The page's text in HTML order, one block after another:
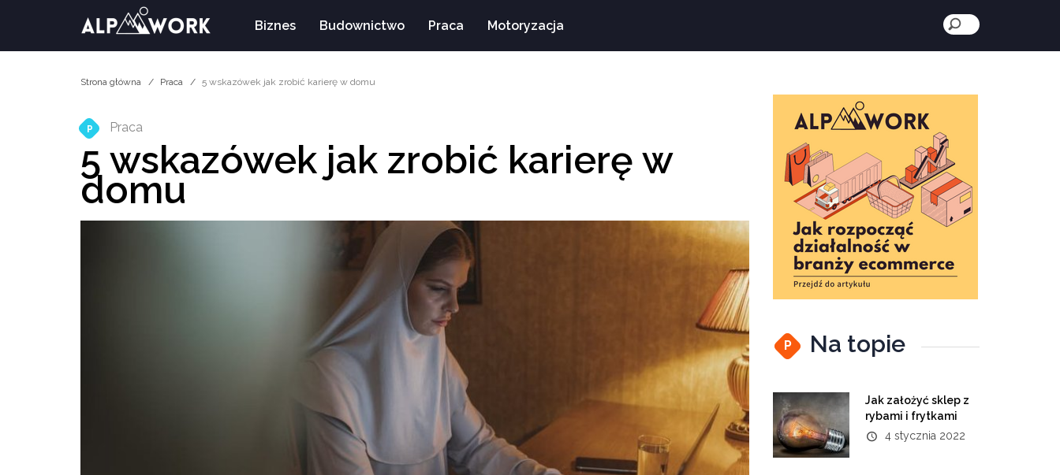
Biznes Budownictwo Praca Motoryzacja
Strona główna Praca 5 wskazówek jak zrobić karierę w domu
P Praca
5 wskazówek jak zrobić karierę w
domu
P Na topie
Jak założyć sklep z
rybami i frytkami
4 stycznia 2022